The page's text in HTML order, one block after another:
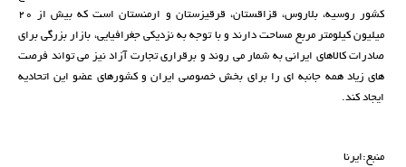
کشور روسیه، بلاروس، قزاقستان، قرقیزستان و ارمنستان است که بیش از 20
میلیون کیلومتر مربع مساحت دارند و با توجه به نزدیکی جغرافیایی، بازار بزرگی برای
صادرات کالاهای ایرانی به شمار می روند و برقراری تجارت آزاد نیز می تواند فرصت
های زیاد همه جانبه ای را برای بخش خصوصی ایران و کشورهای عضو این اتحادیه
ایجاد کند.
منبع:ایرنا